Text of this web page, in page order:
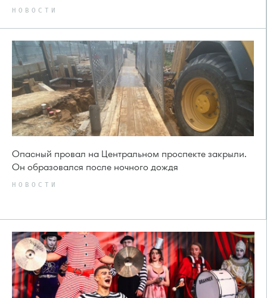
НОВОСТИ
Опасный провал на Центральном проспекте закрыли.
Он образовался после ночного дождя
НОВОСТИ